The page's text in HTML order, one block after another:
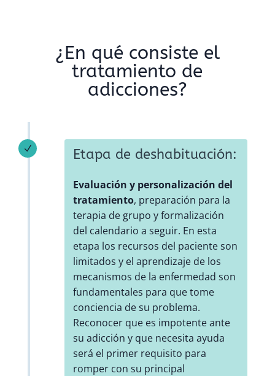
¿En qué consiste el
tratamiento de
adicciones?
N Etapa de deshabituación:
Evaluación y personalización del
tratamiento, preparación para la
terapia de grupo y formalización
del calendario a seguir. En esta
etapa los recursos del paciente son
limitados y el aprendizaje de los
mecanismos de la enfermedad son
fundamentales para que tome
conciencia de su problema.
Reconocer que es impotente ante
su adicción y que necesita ayuda
será el primer requisito para
romper con su principal